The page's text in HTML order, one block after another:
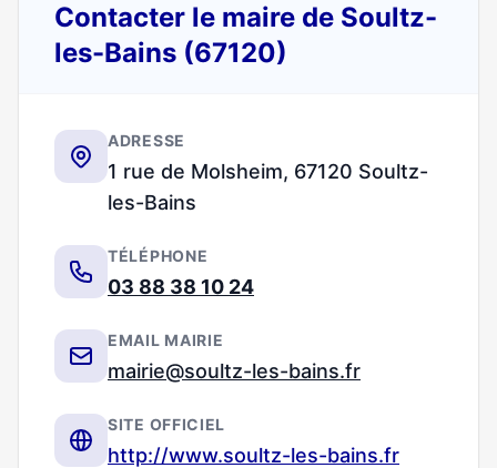
Contacter le maire de Soultz-
les-Bains (67120)
ADRESSE
1 rue de Molsheim, 67120 Soultz-
les-Bains
TÉLÉPHONE
03 88 38 10 24
EMAIL MAIRIE
mairie@soultz-les-bains.fr
SITE OFFICIEL
http://www.soultz-les-bains.fr